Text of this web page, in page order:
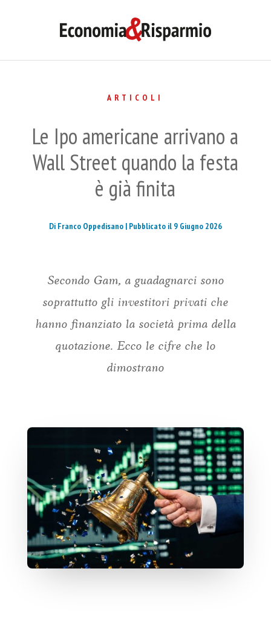
ARTICOLI
Le Ipo americane arrivano a
Wall Street quando la festa
è già finita
Di Franco Oppedisano | Pubblicato il 9 Giugno 2026
Secondo Gam, a guadagnarci sono
soprattutto gli investitori privati che
hanno finanziato la società prima della
quotazione. Ecco le cifre che lo
dimostrano